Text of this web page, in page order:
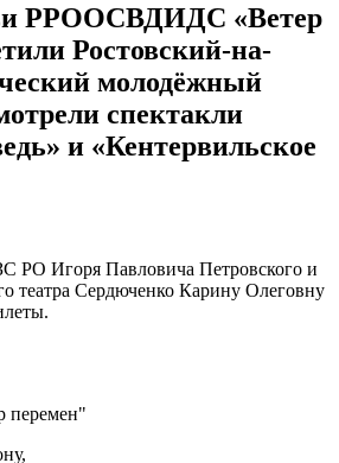
РРООСВДИДС «Ветер
Ростовский-на-
молодёжный
спектакли
и «Кентервильское
РО Игоря Павловича Петровского и
театра Сердюченко Карину Олеговну